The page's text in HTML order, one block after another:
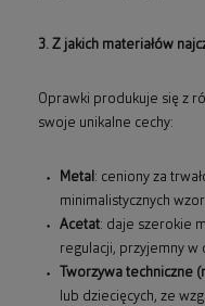
3. Z jakich materiałów
Oprawki produkuje się z
swoje unikalne cechy:
Metal : ceniony za
minimalistycznych
Acetat: daje szerokie
regulacji, przyjemny w
Tworzywa techniczne
lub dziecięcych, ze